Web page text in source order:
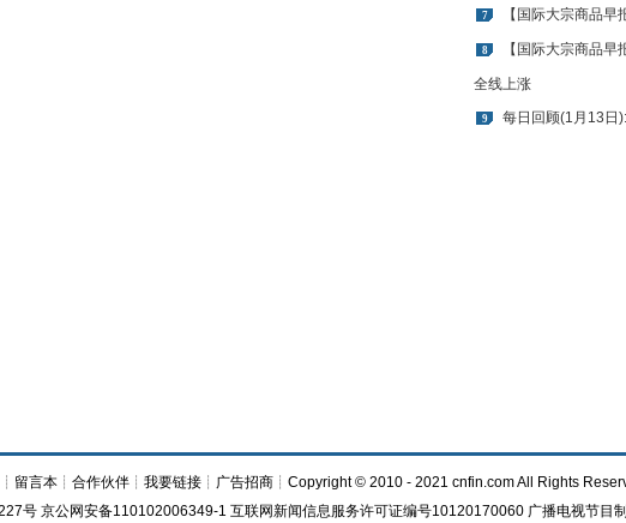
7 【国际大宗商品
8 【国际大宗商品
全线上涨
9 每日回顾(1月13日
┊ 留言本┊ 合作伙伴┊ 我要链接┊ 广告招商┊Copyright © 2010 - 2021 cnfin.com All Rights
号 京公网安备110102006349-1 互联网新闻信息服务许可证编号10120170060 广播电视节目